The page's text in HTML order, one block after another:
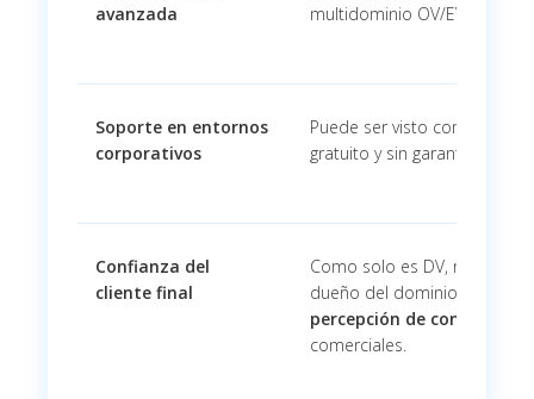
avanzada
multidominio OV/EV.
Soporte en entornos
corporativos
Puede ser visto como
gratuito y sin garantía.
Confianza del
cliente final
Como solo es DV, no
dueño del dominio, lo que
percepción de confianza
comerciales.